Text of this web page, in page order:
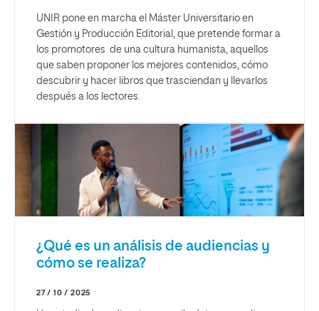
UNIR pone en marcha el Máster Universitario en
Gestión y Producción Editorial, que pretende formar a
los promotores de una cultura humanista, aquellos
que saben proponer los mejores contenidos, cómo
descubrir y hacer libros que trasciendan y llevarlos
después a los lectores.
¿Qué es un análisis de audiencias y
cómo se realiza?
27 / 10 / 2025